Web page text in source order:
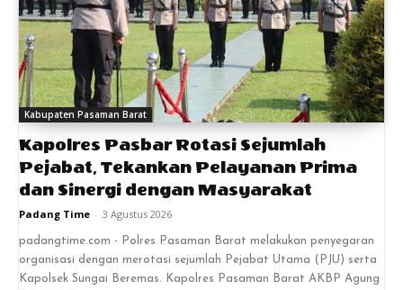
Kabupaten Pasaman Barat
Kapolres Pasbar Rotasi Sejumlah
Pejabat, Tekankan Pelayanan Prima
dan Sinergi dengan Masyarakat
Padang Time - 3 Agustus 2026
padangtime.com - Polres Pasaman Barat melakukan penyegaran
organisasi dengan merotasi sejumlah Pejabat Utama (PJU) serta
Kapolsek Sungai Beremas. Kapolres Pasaman Barat AKBP Agung